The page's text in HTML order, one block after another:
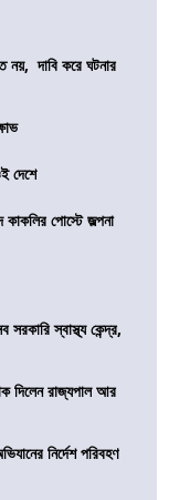
নয়, দাবি করে ঘটনার
দেশে
পোস্টে জল্পনা
স্বাস্থ্য কেন্দ্র,
দিলেন রাজ্যপাল আর
নির্দেশ পরিবহণ